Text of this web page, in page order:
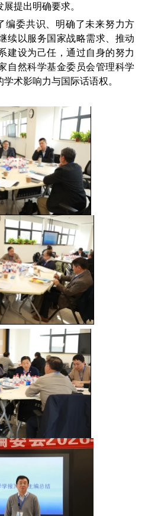
提出明确要求。
编委共识、明确了未来努力方
续以服务国家战略需求、推动
建设为己任，通过自身的努力
自然科学基金委员会管理科学
术影响力与国际话语权。